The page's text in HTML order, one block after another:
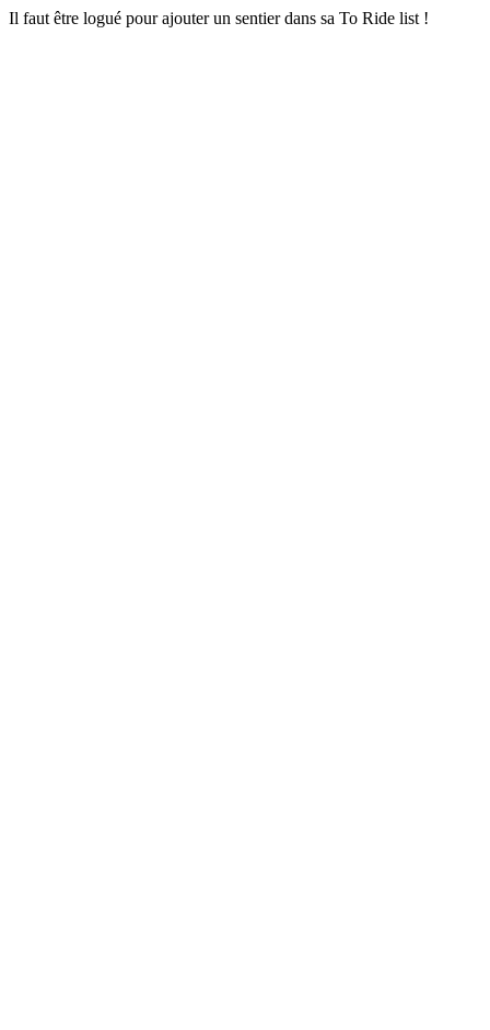
Il faut être logué pour ajouter un sentier dans sa To Ride list !